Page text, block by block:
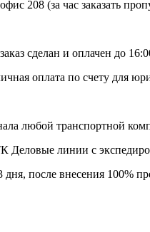
208 (за час заказать
сделан и оплачен до
оплата по счету для
любой транспортной
Деловые линии с
после внесения 100%